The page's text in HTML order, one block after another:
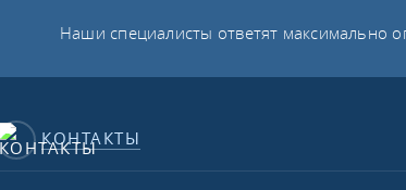
Наши специалисты ответят максимально
КОНТАКТЫ